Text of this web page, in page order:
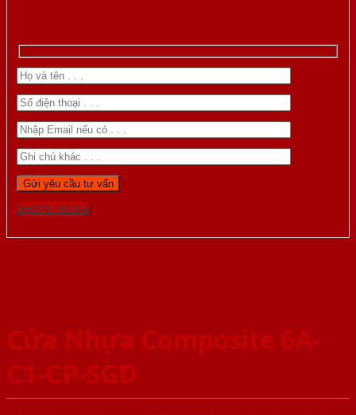
Gọi 0976.169.864
Cửa Nhựa Composite 6A-
C1-CP-SGD